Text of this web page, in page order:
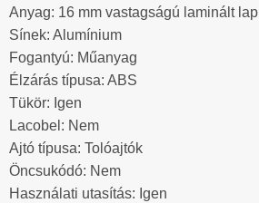
Anyag: 16 mm vastagságú laminált lap
Sínek: Alumínium
Fogantyú: Műanyag
Élzárás típusa: ABS
Tükör: Igen
Lacobel: Nem
Ajtó típusa: Tolóajtók
Öncsukódó: Nem
Használati utasítás: Igen